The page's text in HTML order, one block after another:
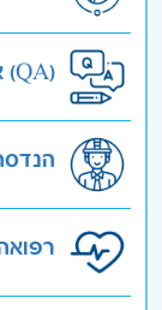
אבטחת איכות (QA)